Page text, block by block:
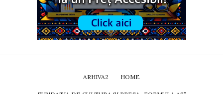
ARHIVA2 HOME